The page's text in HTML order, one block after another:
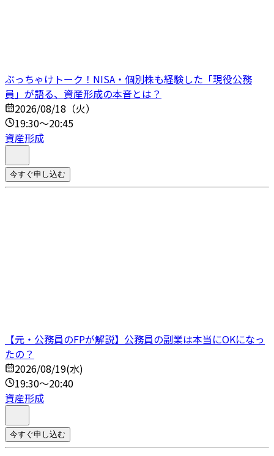
ぶっちゃけトーク！NISA・個別株も経験した「現役公務
員」が語る、資産形成の本音とは？
2026/08/18（火）
19:30～20:45
資産形成
今すぐ申し込む
【元・公務員のFPが解説】公務員の副業は本当にOKになっ
たの？
2026/08/19(水)
19:30～20:40
資産形成
今すぐ申し込む